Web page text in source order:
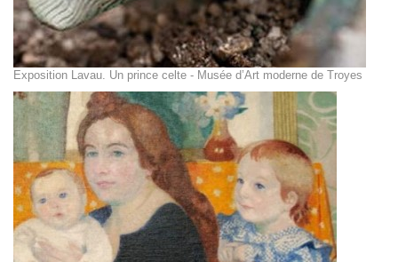
Exposition Lavau. Un prince celte - Musée d’Art moderne de Troyes